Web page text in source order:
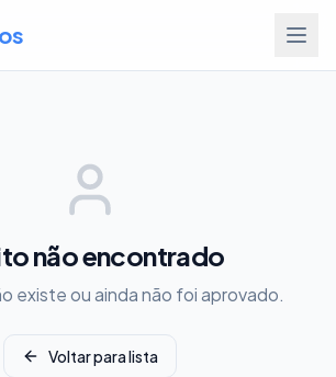
não encontrado
existe ou ainda não foi aprovado.
Voltar para lista